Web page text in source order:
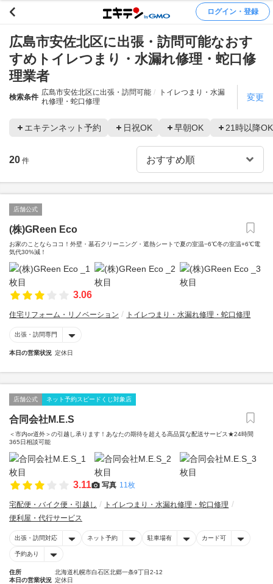
ログイン・登録
広島市安佐北区に出張・訪問可能なおす
すめトイレつまり・水漏れ修理・蛇口修
理業者
検索条件
広島市安佐北区に出張・訪問可能
トイレつまり・水漏
れ修理・蛇口修理
変更
エキテンネット予約 日祝OK 早朝OK 21時以降OK
20 件
店舗公式
(株)GReen Eco
お家のことならココ！外壁・墓石クリーニング・遮熱シートで夏の室温−6℃冬の室温+6℃電
気代30%減！
3.06
住宅リフォーム・リノベーション トイレつまり・水漏れ修理・蛇口修理
出張・訪問専門
本日の営業状況 定休日
店舗公式 ネット予約スピードくじ対象店
合同会社M.E.S
＜市内or道外＞の引越し承ります！あなたの期待を超える高品質な配送サービス★24時間
365日相談可能
3.11 写真 11枚
宅配便・バイク便・引越し
トイレつまり・水漏れ修理・蛇口修理
便利屋・代行サービス
出張・訪問対応 ネット予約 駐車場有 カード可
予約あり
住所
北海道札幌市白石区北郷一条9丁目2-12
本日の営業状況 定休日